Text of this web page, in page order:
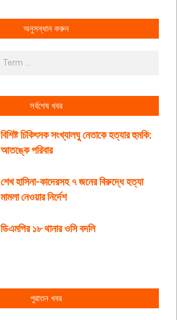
অনুসন্ধান করুন
সর্বশেষ খবর
বিশিষ্ট চিকিৎসক সংখ্যালঘু নেতাকে হত্যার হুমকি:
আতঙ্কে পরিবার
শেখ হাসিনা-কাদেরসহ ৭ জনের বিরুদ্ধে হত্যা
মামলা নেওয়ার নির্দেশ
ডিএমপির ১৮ থানার ওসি বদলি
পুরাতন খবর